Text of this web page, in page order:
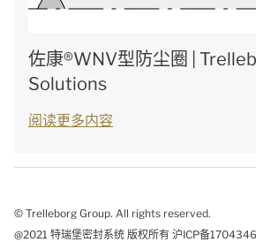
佐康®WNV型防尘圈 |
Solutions
阅读更多内容
© Trelleborg Group. All rights reserved.
@2021 特瑞堡密封系统 版权所有 沪ICP备